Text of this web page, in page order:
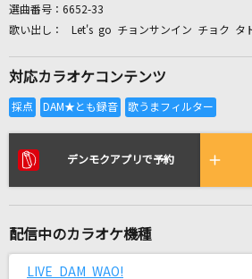
全国りれき
リアルタイムで歌われてい
ノーダウト
選曲番号： 6652-33
Let's go チョンサンイン チョク タ
対応カラオケコンテンツ
デンモクアプリで予約
配信中のカラオケ機種
LIVE DAM WAO!